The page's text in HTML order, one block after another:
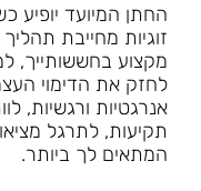
החתן המיועד יופיע
זוגיות מחייבת
מקצוע בחששותייך,
לחזק את הדימוי
אנרגטיות ורגשיות,
תקיעות, לתרגל
המתאים לך ביותר.